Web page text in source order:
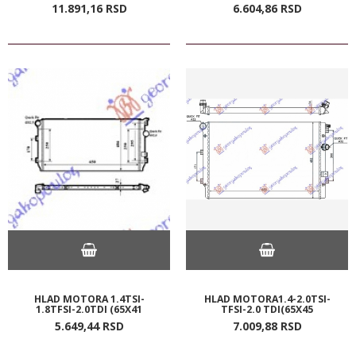
11.891,16 RSD 6.604,86 RSD
HLAD MOTORA 1.4TSI-
1.8TFSI-2.0TDI (65X41
5.649,44 RSD
HLAD MOTORA1.4-2.0TSI-
TFSI-2.0 TDI(65X45
7.009,88 RSD